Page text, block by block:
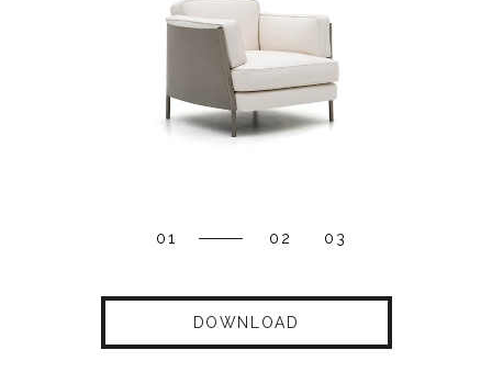
01 02 03
DOWNLOAD